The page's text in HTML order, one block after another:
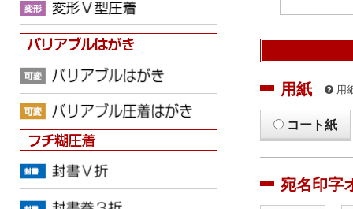
用紙 用
コート紙
宛名印字